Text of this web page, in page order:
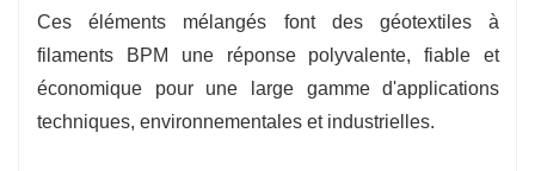
Ces éléments mélangés font des géotextiles à
filaments BPM une réponse polyvalente, fiable et
économique pour une large gamme d'applications
techniques, environnementales et industrielles.